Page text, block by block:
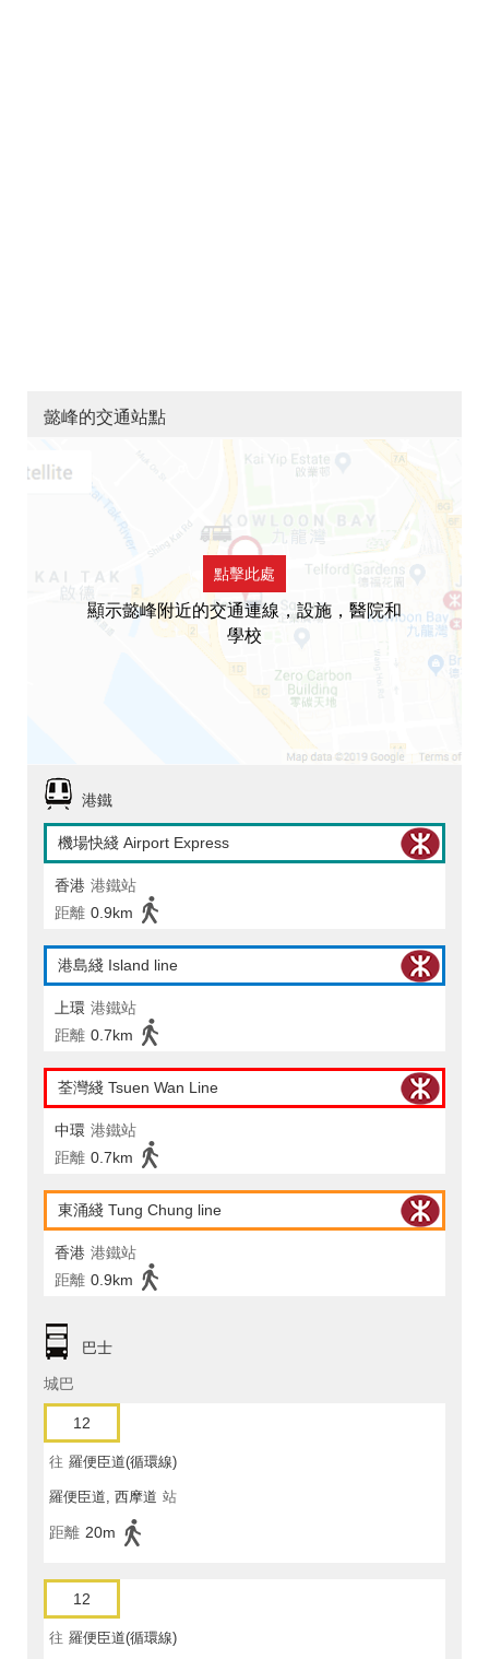
懿峰的交通站點
點擊此處
顯示懿峰附近的交通連線，設施，醫院和
學校
港鐵
機場快綫 Airport Express
香港 港鐵站
距離 0.9km
港島綫 Island line
上環 港鐵站
距離 0.7km
荃灣綫 Tsuen Wan Line
中環 港鐵站
距離 0.7km
東涌綫 Tung Chung line
香港 港鐵站
距離 0.9km
巴士
城巴
12
往 羅便臣道(循環線)
羅便臣道, 西摩道 站
距離 20m
12
往 羅便臣道(循環線)